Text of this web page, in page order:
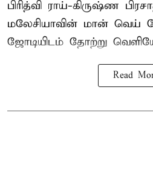
பிரித்வி ராய்-கிருஷ்ண
மலேசியாவின் மான் வெய்
ஜோடியிடம் தோற்று
Read